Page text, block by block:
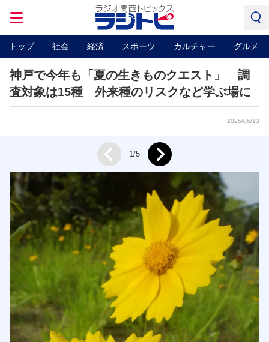
トップ 社会 経済 スポーツ カルチャー グルメ
神戸で今年も「夏の生きものクエスト」 調
査対象は15種 外来種のリスクなど学ぶ場に
2025/06/13
Prev 1/5 Next